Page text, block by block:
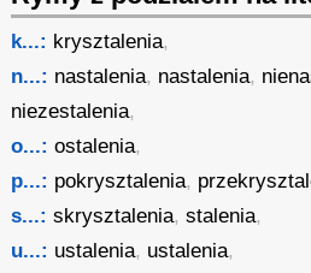
k...: krysztalenia,
n...: nastalenia, nastalenia,
niezestalenia,
o...: ostalenia,
p...: pokrysztalenia,
s...: skrysztalenia,stalenia,
u...: ustalenia, ustalenia,